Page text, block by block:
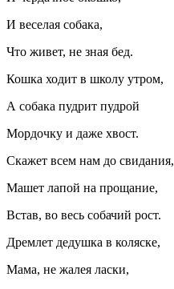
И веселая собака,
Что живет, не зная бед.
Кошка ходит в школу утром,
А собака пудрит пудрой
Мордочку и даже хвост.
Скажет всем нам до свидания,
Машет лапой на прощание,
Встав, во весь собачий рост.
Дремлет дедушка в коляске,
Мама, не жалея ласки,